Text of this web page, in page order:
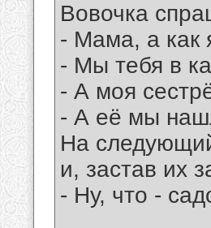
Вовочка
- Мама, а как
- Мы тебя в
- А моя
- А её мы
На
и, застав их
- Ну, что -